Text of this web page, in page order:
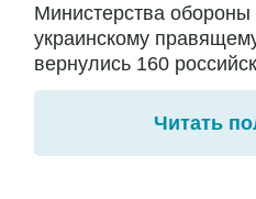
Министерства
украинскому
вернулись 160
Читать